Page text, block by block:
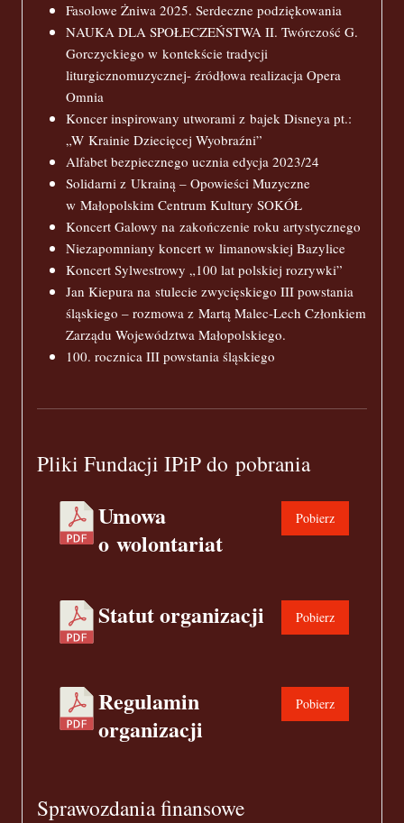
Fasolowe Żniwa 2025. Serdeczne podziękowania
NAUKA DLA SPOŁECZEŃSTWA II. Twórczość G.
Gorczyckiego w kontekście tradycji
liturgicznomuzycznej- źródłowa realizacja Opera
Omnia
Koncer inspirowany utworami z bajek Disneya pt.:
„W Krainie Dziecięcej Wyobraźni”
Alfabet bezpiecznego ucznia edycja 2023/24
Solidarni z Ukrainą – Opowieści Muzyczne
w Małopolskim Centrum Kultury SOKÓŁ
Koncert Galowy na zakończenie roku artystycznego
Niezapomniany koncert w limanowskiej Bazylice
Koncert Sylwestrowy „100 lat polskiej rozrywki”
Jan Kiepura na stulecie zwycięskiego III powstania
śląskiego – rozmowa z Martą Malec-Lech Członkiem
Zarządu Województwa Małopolskiego.
100. rocznica III powstania śląskiego
Pliki Fundacji IPiP do pobrania
Umowa
o wolontariat
Pobierz
Statut organizacji Pobierz
Regulamin
organizacji
Pobierz
Sprawozdania finansowe